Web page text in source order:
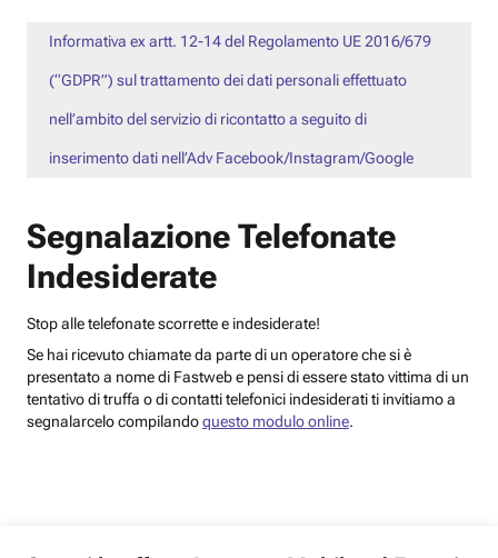
Informativa ex artt. 12-14 del Regolamento UE 2016/679
(“GDPR”) sul trattamento dei dati personali effettuato
nell’ambito del servizio di ricontatto a seguito di
inserimento dati nell’Adv Facebook/Instagram/Google
Segnalazione Telefonate
Indesiderate
Stop alle telefonate scorrette e indesiderate!
Se hai ricevuto chiamate da parte di un operatore che si è
presentato a nome di Fastweb e pensi di essere stato vittima di un
tentativo di truffa o di contatti telefonici indesiderati ti invitiamo a
segnalarcelo compilandoquesto modulo online.